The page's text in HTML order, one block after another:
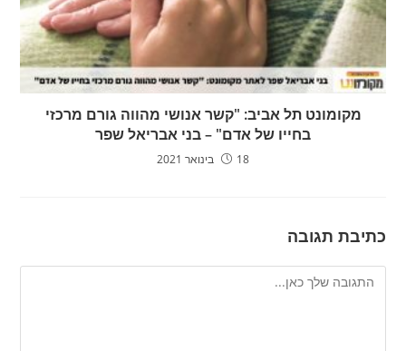
מקומונט תל אביב: "קשר אנושי מהווה גורם מרכזי
בחייו של אדם" – בני אבריאל שפר
18 בינואר 2021
כתיבת תגובה
להגיב